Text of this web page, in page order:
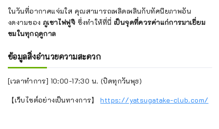
ในวันที่อากาศแจ่มใส คุณสามารถเพลิดเพลินกับทัศนียภาพอัน
งดงามของ ภูเขาไฟฟูจิ ซึ่งทำให้ที่นี่ เป็นจุดที่ควรค่าแก่การมาเยี่ยม
ชมในทุกฤดูกาล
ข้อมูลสิ่งอำนวยความสะดวก
[เวลาทำการ] 10:00-17:30 น. (ปิดทุกวันพุธ)
【เว็บไซต์อย่างเป็นทางการ】https://yatsugatake-club.com/